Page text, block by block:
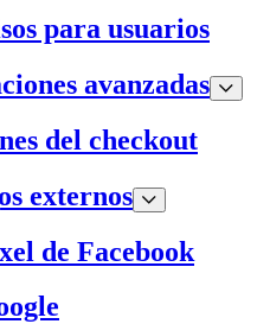
para usuarios
avanzadas
del checkout
externos
de Facebook